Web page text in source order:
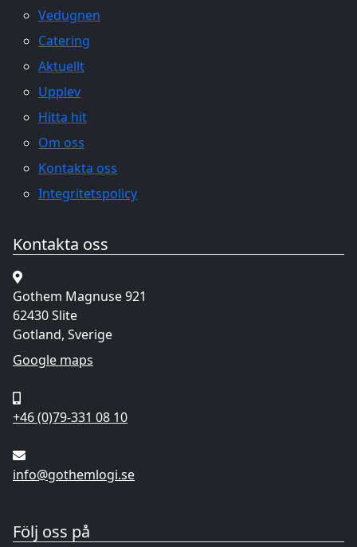
Vedugnen
Catering
Aktuellt
Upplev
Hitta hit
Om oss
Kontakta oss
Integritetspolicy
Kontakta oss
Gothem Magnuse 921
62430 Slite
Gotland, Sverige
Google maps
+46 (0)79-331 08 10
info@gothemlogi.se
Följ oss på